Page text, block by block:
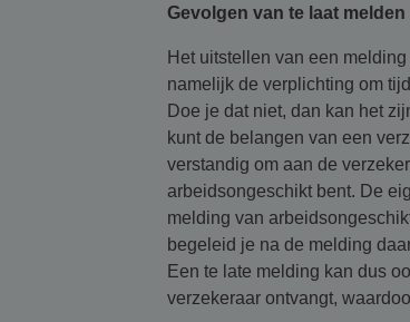
Gevolgen van te laat melden
Het uitstellen van een
namelijk de verplichting om
Doe je dat niet, dan kan het
kunt de belangen van een
verstandig om aan de
arbeidsongeschikt bent. De
melding van
begeleid je na de melding
Een te late melding kan dus
verzekeraar ontvangt,